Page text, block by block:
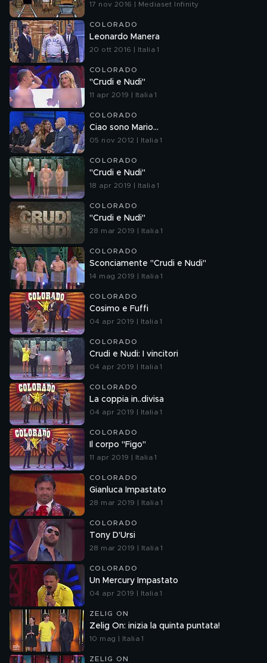
17 nov 2016 | Mediaset Infinity
COLORADO
Leonardo Manera
20 ott 2016 | Italia 1
COLORADO
"Crudi e Nudi"
11 apr 2019 | Italia 1
COLORADO
Ciao sono Mario...
05 nov 2012 | Italia 1
COLORADO
"Crudi e Nudi"
18 apr 2019 | Italia 1
COLORADO
"Crudi e Nudi"
28 mar 2019 | Italia 1
COLORADO
Sconciamente "Crudi e Nudi"
14 mag 2019 | Italia 1
COLORADO
Cosimo e Fuffi
04 apr 2019 | Italia 1
COLORADO
Crudi e Nudi: I vincitori
04 apr 2019 | Italia 1
COLORADO
La coppia in..divisa
04 apr 2019 | Italia 1
COLORADO
Il corpo "Figo"
11 apr 2019 | Italia 1
COLORADO
Gianluca Impastato
28 mar 2019 | Italia 1
COLORADO
Tony D'Ursi
28 mar 2019 | Italia 1
COLORADO
Un Mercury Impastato
04 apr 2019 | Italia 1
ZELIG ON
Zelig On: inizia la quinta puntata!
10 mag | Italia 1
ZELIG ON